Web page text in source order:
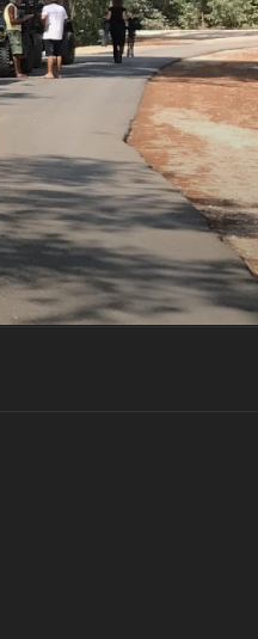
דילוג
לתוכן